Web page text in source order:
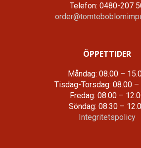
Telefon: 0480-207
ÖPPETTIDER
Måndag: 08.00 –
Tisdag-Torsdag: 08.00 –
Fredag: 08.00 –
Söndag: 08.30 –
Integritetspolicy